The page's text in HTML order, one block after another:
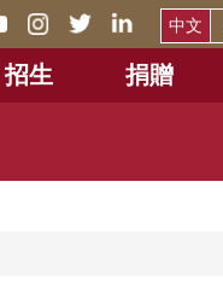
招生 捐贈
中文